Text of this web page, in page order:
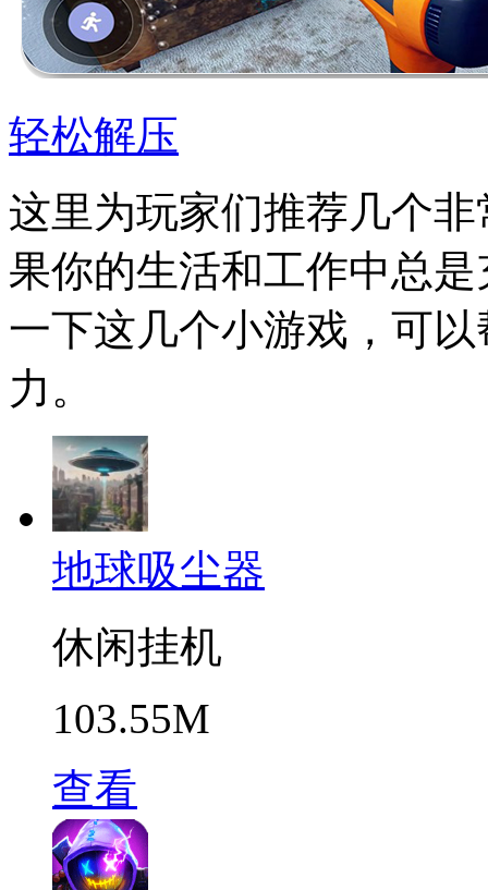
轻松解压
这里为玩家们推荐几个
果你的生活和工作中总
一下这几个小游戏，可
力。
地球吸尘器
休闲挂机
103.55M
查看